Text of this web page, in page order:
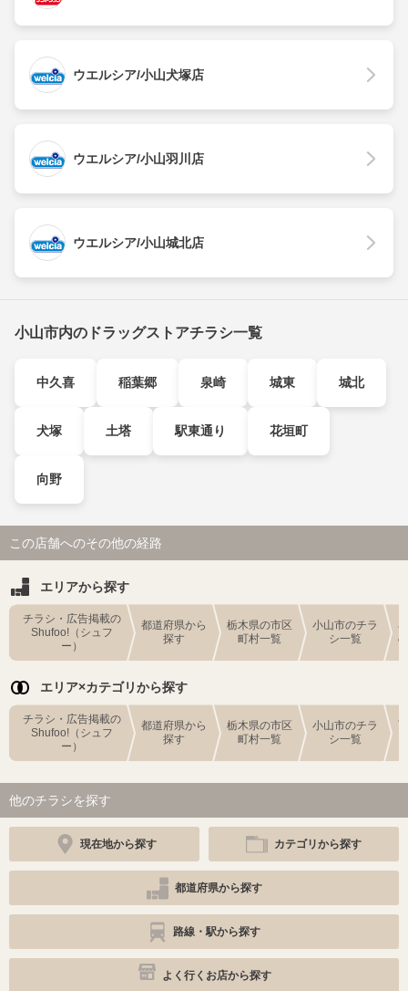
ウエルシア/小山犬塚店
ウエルシア/小山羽川店
ウエルシア/小山城北店
小山市内のドラッグストアチラシ一覧
中久喜 稲葉郷 泉崎 城東 城北
犬塚 土塔 駅東通り 花垣町
向野
この店舗へのその他の経路
エリアから探す
チラシ・広告掲載の
Shufoo!（シュフ
ー）
都道府県から
探す
栃木県の市区
町村一覧
小山市のチラ
シ一覧
エリア×カテゴリから探す
チラシ・広告掲載の
Shufoo!（シュフ
ー）
都道府県から
探す
栃木県の市区
町村一覧
小山市のチラ
シ一覧
他のチラシを探す
現在地から探す カテゴリから探す
都道府県から探す
路線・駅から探す
よく行くお店から探す